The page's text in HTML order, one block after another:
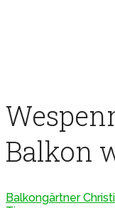
Balkon
Balkongärtner